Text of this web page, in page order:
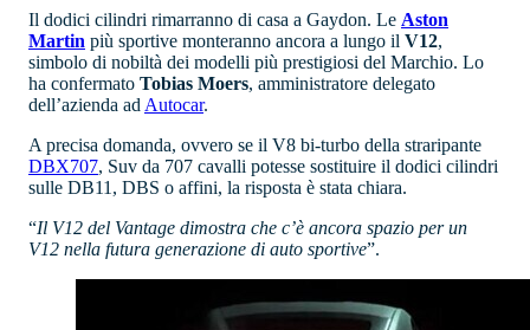
Il dodici cilindri rimarranno di casa a Gaydon. Le Aston
Martin più sportive monteranno ancora a lungo il V12,
simbolo di nobiltà dei modelli più prestigiosi del Marchio. Lo
ha confermato Tobias Moers, amministratore delegato
dell’azienda ad Autocar.
A precisa domanda, ovvero se il V8 bi-turbo della straripante
DBX707, Suv da 707 cavalli potesse sostituire il dodici cilindri
sulle DB11, DBS o affini, la risposta è stata chiara.
“Il V12 del Vantage dimostra che c’è ancora spazio per un
V12 nella futura generazione di auto sportive”.